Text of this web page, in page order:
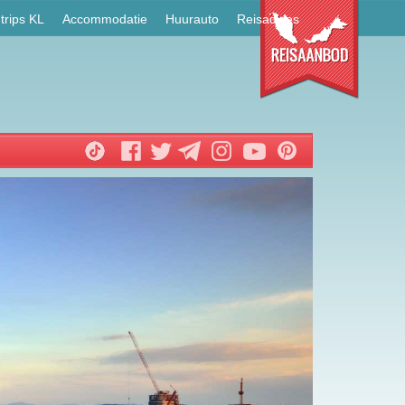
KL Accommodatie Huurauto Reisadvies